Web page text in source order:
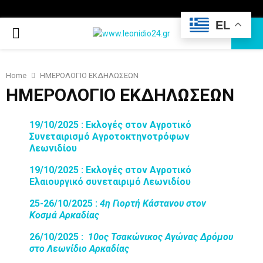
PRIMARY
Home ΗΜΕΡΟΛΟΓΙΟ ΕΚΔΗΛΩΣΕΩΝ
ΗΜΕΡΟΛΟΓΙΟ ΕΚΔΗΛΩΣΕΩΝ
19/10/2025 : Εκλογές στον Αγροτικό
Συνεταιρισμό Αγροτοκτηνοτρόφων
Λεωνιδίου
19/10/2025 : Εκλογές στον Αγροτικό
Ελαιουργικό συνεταιριμό Λεωνιδίου
25-26/10/2025 : 4η Γιορτή Κάστανου στον
Κοσμά Αρκαδίας
26/10/2025 : 10ος Τσακώνικος Αγώνας Δρόμου
στο Λεωνίδιο Αρκαδίας
EL